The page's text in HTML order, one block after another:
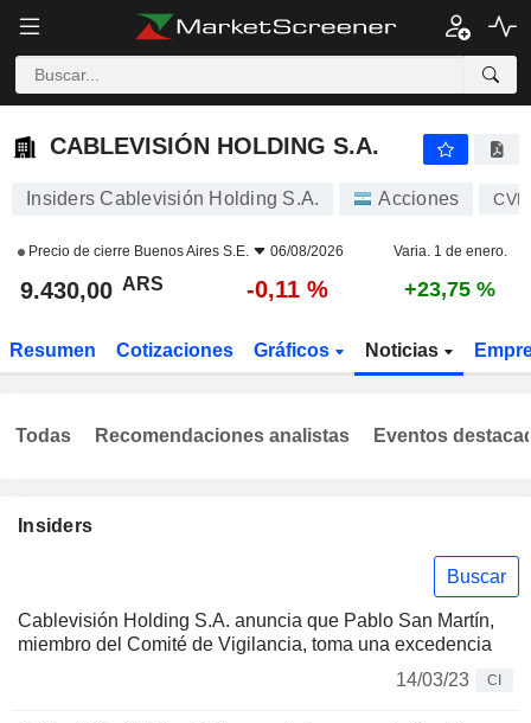
CABLEVISIÓN HOLDING S.A.
Insiders Cablevisión Holding S.A. Acciones CVH
Precio de cierre Buenos Aires S.E. 06/08/2026 Varia. 1 de enero.
9.430,00 ARS -0,11 % +23,75 %
Resumen Cotizaciones Gráficos Noticias
Insiders
Buscar
Cablevisión Holding S.A. anuncia que Pablo San Martín,
miembro del Comité de Vigilancia, toma una excedencia
14/03/23
CI
Todas Recomendaciones analistas Eventos